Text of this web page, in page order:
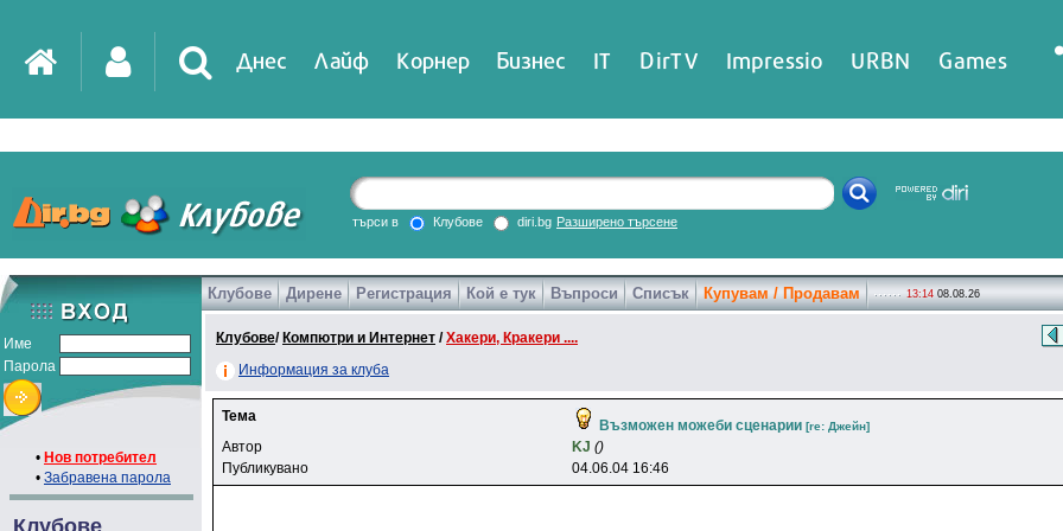
Днес Лайф Корнер Бизнес IT DirTV Impressio URBN Games
търси в Клубове diri.bg Разширено търсене
Име
Парола
• Нов потребител
• Забравена парола
Клубове
Клубове Дирене Регистрация Кой е тук Въпроси Списък Купувам / Продавам 13:14 08.08.26
Клубове/ Компютри и Интернет /Хакери, Кракери ....
Информация за клуба
Тема
Възможен можеби сценарии [re: Джeйн]
Автор KJ ()
Публикувано
04.06.04 16:46